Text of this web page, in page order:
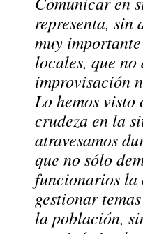
representa, sin
muy
locales, que
improvisación
Lo hemos
crudeza en la
atravesamos
que no sólo
funcionarios la
gestionar
la población,